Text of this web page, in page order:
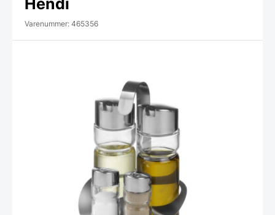
Hendi
Varenummer: 465356